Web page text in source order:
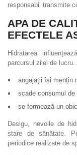
responsabil transmite
APA DE
EFECTELE
Hidratarea
parcursul zilei de
angajații își mențin
scade consumul de
se formează un
Desigu, nevoile de
stare de sănătate.
periodice realizate de